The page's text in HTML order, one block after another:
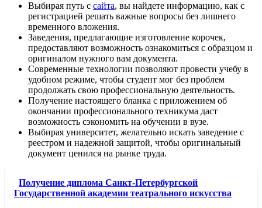
Выбирая путь с сайта, вы найдете информацию, как с
регистрацией решать важные вопросы без лишнего
временного вложения.
Заведения, предлагающие изготовление корочек,
предоставляют возможность ознакомиться с образцом и
оригиналом нужного вам документа.
Современные технологии позволяют провести учебу в
удобном режиме, чтобы студент мог без проблем
продолжать свою профессиональную деятельность.
Получение настоящего бланка с приложением об
окончании профессионального техникума даст
возможность сэкономить на обучении в вузе.
Выбирая университет, желательно искать заведение с
реестром и надежной защитой, чтобы оригинальный
документ ценился на рынке труда.
Получение диплома Санкт-Петербургской
Государственной академии театрального искусства